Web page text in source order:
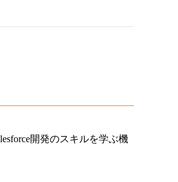
開発のスキルを学ぶ機